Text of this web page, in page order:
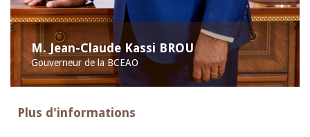
M. Jean-Claude Kassi BROU
Gouverneur de la BCEAO
Plus d'informations